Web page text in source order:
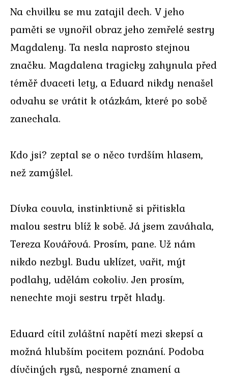
Na chvilku se mu zatajil dech. V jeho
paměti se vynořil obraz jeho zemřelé sestry
Magdaleny. Ta nesla naprosto stejnou
značku. Magdalena tragicky zahynula před
téměř dvaceti lety, a Eduard nikdy nenašel
odvahu se vrátit k otázkám, které po sobě
zanechala.
Kdo jsi? zeptal se o něco tvrdším hlasem,
než zamýšlel.
Dívka couvla, instinktivně si přitiskla
malou sestru blíž k sobě. Já jsem zaváhala,
Tereza Kovářová. Prosím, pane. Už nám
nikdo nezbyl. Budu uklízet, vařit, mýt
podlahy, udělám cokoliv. Jen prosím,
nenechte moji sestru trpět hlady.
Eduard cítil zvláštní napětí mezi skepsí a
možná hlubším pocitem poznání. Podoba
dívčiných rysů, nesporné znamení a